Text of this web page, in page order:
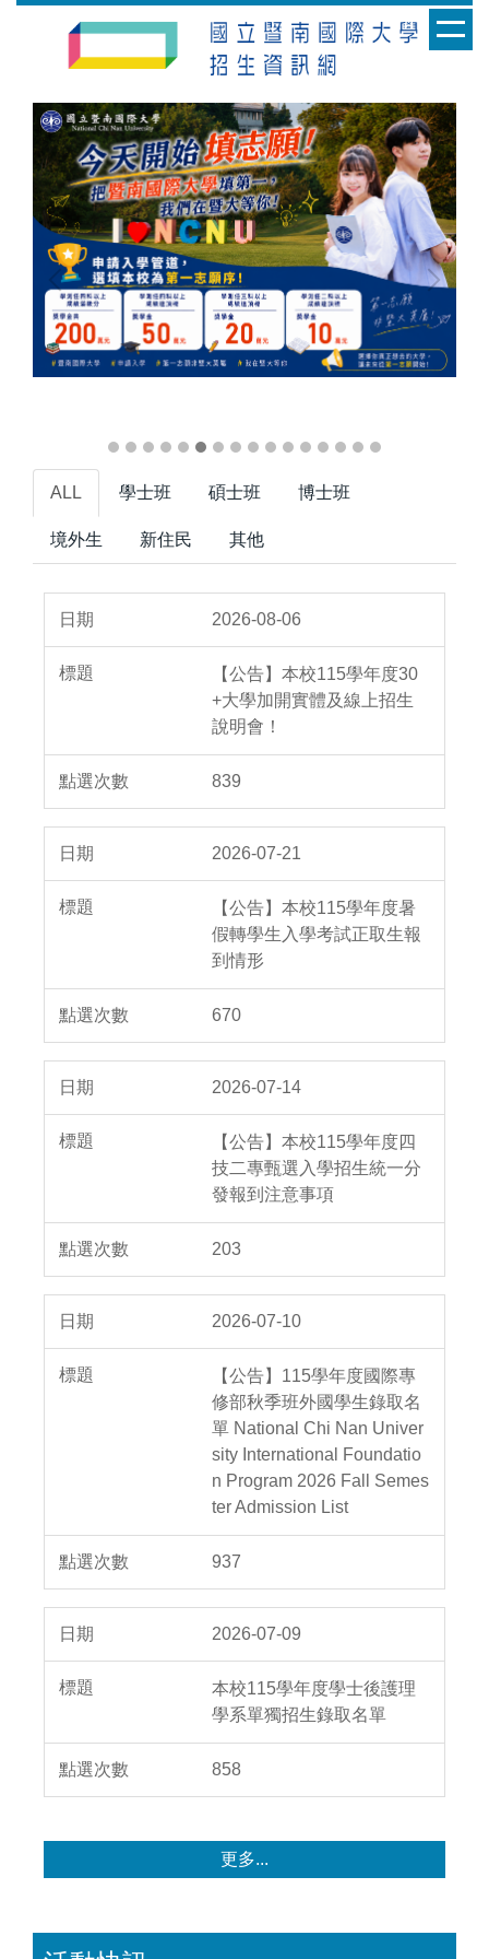
ALL 學士班 碩士班 博士班
境外生 新住民 其他
2026-08-06
【公告】本校115學年度30
+大學加開實體及線上招生
說明會！
839
2026-07-21
【公告】本校115學年度暑
假轉學生入學考試正取生報
到情形
670
2026-07-14
【公告】本校115學年度四
技二專甄選入學招生統一分
發報到注意事項
203
2026-07-10
【公告】115學年度國際專
修部秋季班外國學生錄取名
單 National Chi Nan Univer
sity International Foundatio
n Program 2026 Fall Semes
ter Admission List
937
2026-07-09
本校115學年度學士後護理
學系單獨招生錄取名單
858
更多...